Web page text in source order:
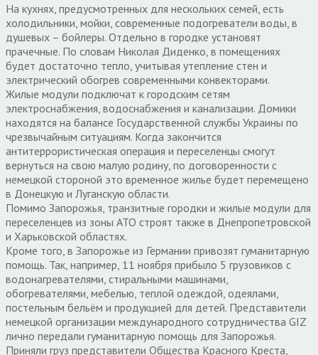
На кухнях, предусмотренных для нескольких семей, есть
холодильники, мойки, современные подогреватели воды, в
душевых – бойлеры. Отдельно в городке установят
прачечные. По словам Николая Диденко, в помещениях
будет достаточно тепло, учитывая утепление стен и
электрический обогрев современными конвекторами.
Жилые модули подключат к городским сетям
электроснабжения, водоснабжения и канализации. Домики
находятся на балансе Государственной службы Украины по
чрезвычайным ситуациям. Когда закончится
антитеррористическая операция и переселенцы смогут
вернуться на свою малую родину, по договоренности с
немецкой стороной это временное жилье будет перемещено
в Донецкую и Луганскую области.
Помимо Запорожья, транзитные городки и жилые модули для
переселенцев из зоны АТО строят также в Днепропетровской
и Харьковской областях.
Кроме того, в Запорожье из Германии привозят гуманитарную
помощь. Так, например, 11 ноября прибыло 5 грузовиков с
водонагревателями, стиральными машинами,
обогревателями, мебелью, теплой одеждой, одеялами,
постельным бельём и продукцией для детей. Представители
немецкой организации международного сотрудничества GIZ
лично передали гуманитарную помощь для Запорожья.
Приняли груз представители Общества Красного Креста,